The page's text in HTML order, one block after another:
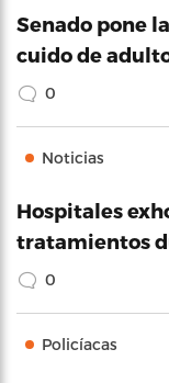
Senado pone
cuido de
0
Noticias
Hospitales
tratamientos
0
Policíacas